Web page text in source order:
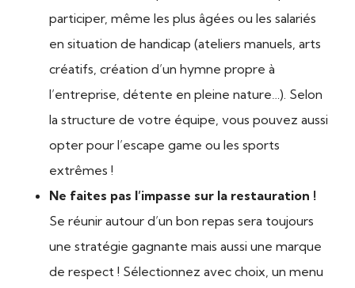
participer, même les plus âgées ou les salariés
en situation de handicap (ateliers manuels, arts
créatifs, création d’un hymne propre à
l’entreprise, détente en pleine nature…). Selon
la structure de votre équipe, vous pouvez aussi
opter pour l’escape game ou les sports
extrêmes !
Ne faites pas l’impasse sur la restauration !
Se réunir autour d’un bon repas sera toujours
une stratégie gagnante mais aussi une marque
de respect ! Sélectionnez avec choix, un menu